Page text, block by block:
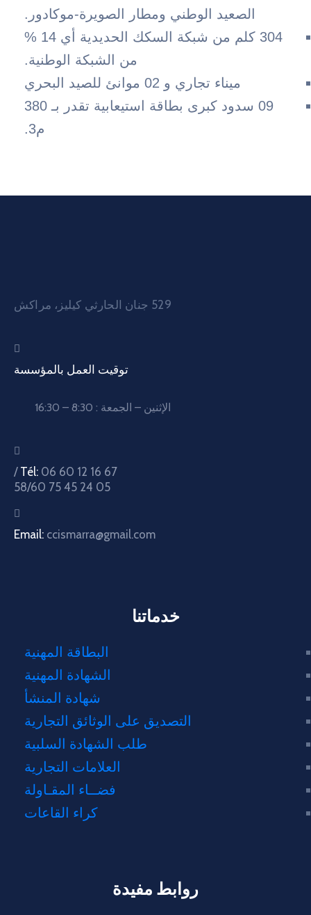
الصعيد الوطني ومطار الصويرة-موكادور.
304 كلم من شبكة السكك الحديدية أي 14 %
من الشبكة الوطنية.
ميناء تجاري و 02 موانئ للصيد البحري
09 سدود كبرى بطاقة استيعابية تقدر بـ 380
توقيت العمل بالمؤسسة
الإثنين – الجمعة : 8:30 – 16:30
Tél: 06 60 12 16 67 /
Email:ccismarra@gmail.com
البطاقة المهنية
الشهادة المهنية
شهادة المنشأ
التصديق على الوثائق التجارية
طلب الشهادة السلبية
العلامات التجارية
فضــاء المقـاولة
كراء القاعات
روابط مفيدة